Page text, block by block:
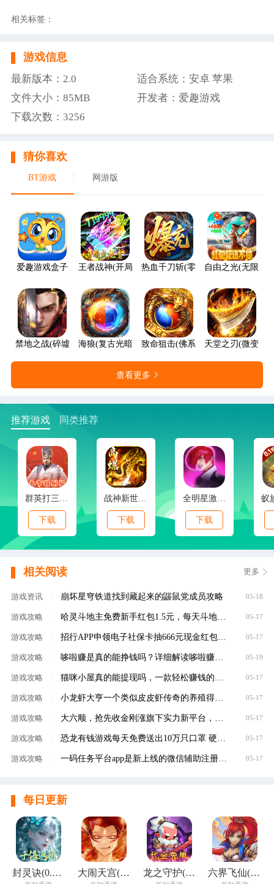
相关标签：
游戏信息
最新版本：2.0
适合系统：安卓 苹果
文件大小：85MB
开发者：爱趣游戏
下载次数：3256
猜你喜欢
BT游戏 网游版
爱趣游戏盒子 王者战神(开局火龙套)热血千刀斩(零氪送赞爆充)
自由之光(无限红
禁地之战(碎墟诸天沉默)海狼(复古光暗福利版)致命狙击(佛系打金养老传奇)
天堂之刃(微变攻
查看更多
推荐游戏 同类推荐
下载
战神新世纪(免赞沉默开荒)
下载 下载
相关阅读 更多
游戏资讯 崩坏星穹铁道找到藏起来的鼹鼠党成员攻略 05-18
游戏攻略 哈灵斗地主免费新手红包1.5元，每天斗地主领元 05-17
游戏攻略 招行APP申领电子社保卡抽666元现金红包，100%有礼 05-17
游戏攻略 哆啦赚是真的能挣钱吗？详细解读哆啦赚是不是 05-19
游戏攻略 05-17
游戏攻略 小龙虾大亨一个类似皮皮虾传奇的养殖得分红虾 05-17
游戏攻略 05-17
游戏攻略 05-17
游戏攻略 一码任务平台app是新上线的微信辅助注册赚钱平 05-17
每日更新
封灵诀(0.05十倍返利免单版) 大闹天宫(0.05折开箱买断版) 龙之守护(0.05折代金免单) 六界飞仙(0.1折免费送6480)